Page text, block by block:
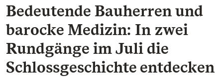
Bedeutende Bauherren und
barocke Medizin: In zwei
Rundgänge im Juli die
Schlossgeschichte entdecken